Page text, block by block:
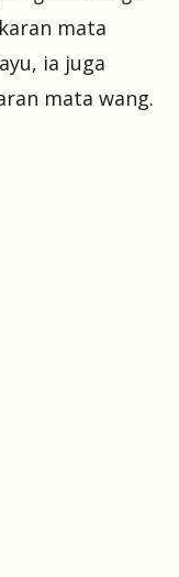
mata
ia juga
mata wang.